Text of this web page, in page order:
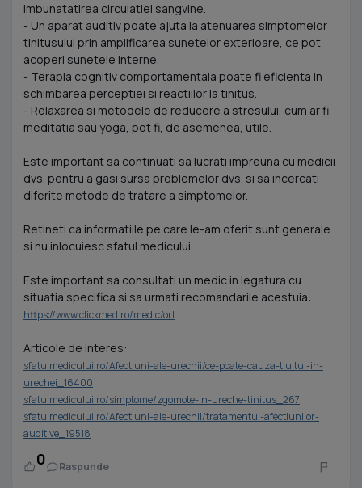
imbunatatirea circulatiei sangvine.
- Un aparat auditiv poate ajuta la atenuarea simptomelor
tinitusului prin amplificarea sunetelor exterioare, ce pot
acoperi sunetele interne.
- Terapia cognitiv comportamentala poate fi eficienta in
schimbarea perceptiei si reactiilor la tinitus.
- Relaxarea si metodele de reducere a stresului, cum ar fi
meditatia sau yoga, pot fi, de asemenea, utile.
Este important sa continuati sa lucrati impreuna cu medicii
dvs. pentru a gasi sursa problemelor dvs. si sa incercati
diferite metode de tratare a simptomelor.
Retineti ca informatiile pe care le-am oferit sunt generale
si nu inlocuiesc sfatul medicului.
Este important sa consultati un medic in legatura cu
situatia specifica si sa urmati recomandarile acestuia:
https://www.clickmed.ro/medic/orl
Articole de interes:
sfatulmedicului.ro/Afectiuni-ale-urechii/ce-poate-cauza-tiuitul-in-
urechei_16400
sfatulmedicului.ro/simptome/zgomote-in-ureche-tinitus_267
sfatulmedicului.ro/Afectiuni-ale-urechii/tratamentul-afectiunilor-
auditive_19518
0 Raspunde